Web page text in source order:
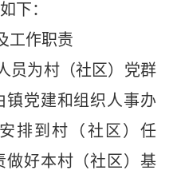
下：
工作职责
为村（社区）党群
镇党建和组织人事办
排到村（社区）任
好本村（社区）基